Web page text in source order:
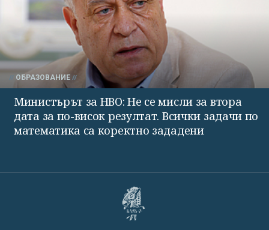
ОБРАЗОВАНИЕ
Министърът за НВО: Не се мисли за втора
дата за по-висок резултат. Всички задачи по
математика са коректно зададени